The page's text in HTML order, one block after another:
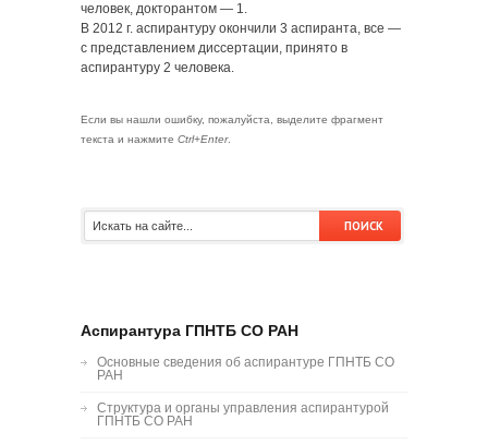
человек, докторантом — 1.
В 2012 г. аспирантуру окончили 3 аспиранта, все —
с представлением диссертации, принято в
аспирантуру 2 человека.
Если вы нашли ошибку, пожалуйста, выделите фрагмент
текста и нажмите Ctrl+Enter.
Аспирантура ГПНТБ СО РАН
Основные сведения об аспирантуре ГПНТБ СО
РАН
Структура и органы управления аспирантурой
ГПНТБ СО РАН